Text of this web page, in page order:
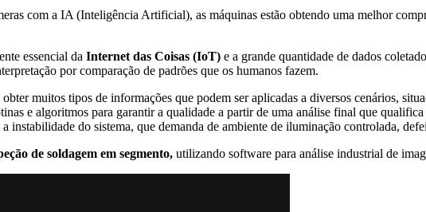
com a IA (Inteligência Artificial), as máquinas estão obtendo uma melhor
essencial da Internet das Coisas (IoT) e a grande quantidade de dados
por comparação de padrões que os humanos fazem.
muitos tipos de informações que podem ser aplicadas a diversos cenários,
e algoritmos para garantir a qualidade a partir de uma análise final que
instabilidade do sistema, que demanda de ambiente de iluminação controlada,
de soldagem em segmento, utilizando software para análise industrial de